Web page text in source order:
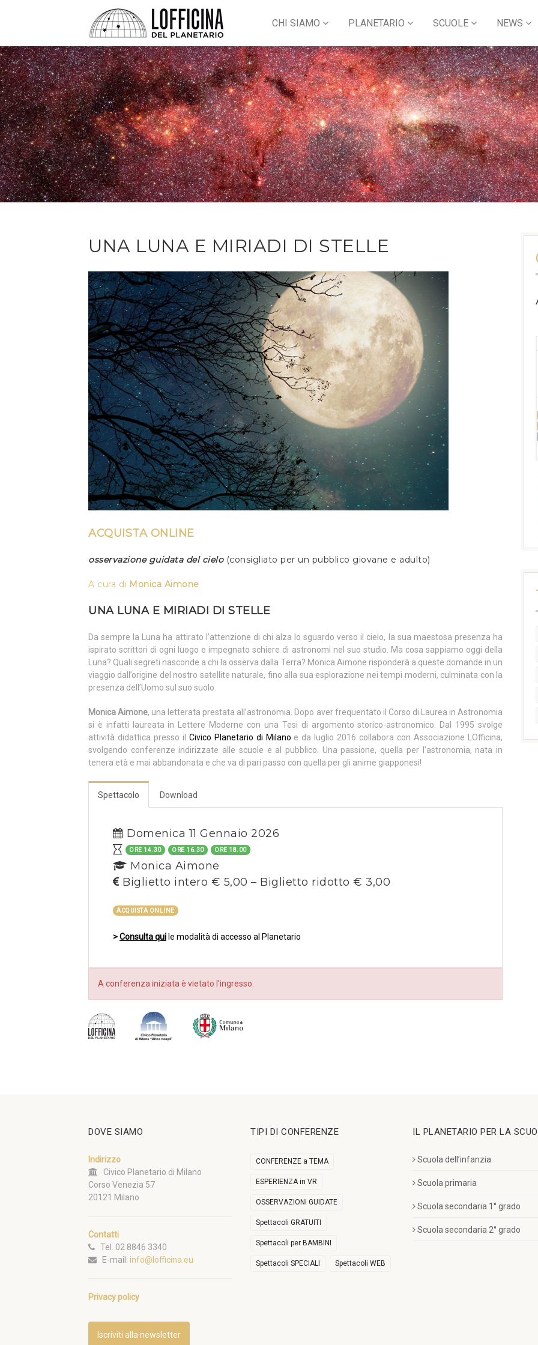
CHI SIAMO PLANETARIO SCUOLE NEWS
UNA LUNA E MIRIADI DI STELLE
ACQUISTA ONLINE
osservazione guidata del cielo (consigliato per un pubblico giovane e adulto)
A cura di Monica Aimone
UNA LUNA E MIRIADI DI STELLE
Da sempre la Luna ha attirato l’attenzione di chi alza lo sguardo verso il cielo, la sua maestosa presenza ha
ispirato scrittori di ogni luogo e impegnato schiere di astronomi nel suo studio. Ma cosa sappiamo oggi della
Luna? Quali segreti nasconde a chi la osserva dalla Terra? Monica Aimone risponderà a queste domande in un
viaggio dall’origine del nostro satellite naturale, fino alla sua esplorazione nei tempi moderni, culminata con la
presenza dell’Uomo sul suo suolo.
Monica Aimone, una letterata prestata all’astronomia. Dopo aver frequentato il Corso di Laurea in Astronomia
si è infatti laureata in Lettere Moderne con una Tesi di argomento storico-astronomico. Dal 1995 svolge
attività didattica presso il Civico Planetario di Milano e da luglio 2016 collabora con Associazione LOfficina,
svolgendo conferenze indirizzate alle scuole e al pubblico. Una passione, quella per l’astronomia, nata in
tenera età e mai abbandonata e che va di pari passo con quella per gli anime giapponesi!
Spettacolo Download
Domenica 11 Gennaio 2026
ORE 14.30 ORE 16.30 ORE 18.00
Monica Aimone
Biglietto intero € 5,00 – Biglietto ridotto € 3,00
ACQUISTA ONLINE
>Consulta qui le modalità di accesso al Planetario
A conferenza iniziata è vietato l’ingresso.
DOVE SIAMO
Indirizzo
Civico Planetario di Milano
Corso Venezia 57
20121 Milano
Contatti
Tel. 02 8846 3340
E-mail: info@lofficina.eu
Privacy policy
Iscriviti alla newsletter
TIPI DI CONFERENZE
CONFERENZE a TEMA
ESPERIENZA in VR
OSSERVAZIONI GUIDATE
Spettacoli GRATUITI
Spettacoli per BAMBINI
Spettacoli SPECIALI Spettacoli WEB
IL PLANETARIO PER LA
Scuola dell’infanzia
Scuola primaria
Scuola secondaria 1° grado
Scuola secondaria 2° grado